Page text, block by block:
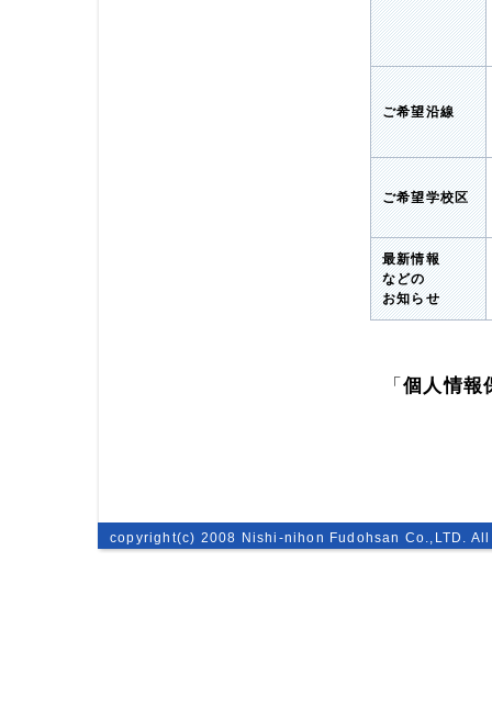
ご希望沿線
ご希望学校区
最新情報
などの
お知らせ
「個人情報
copyright(c) 2008 Nishi-nihon Fudohsan Co.,LTD.